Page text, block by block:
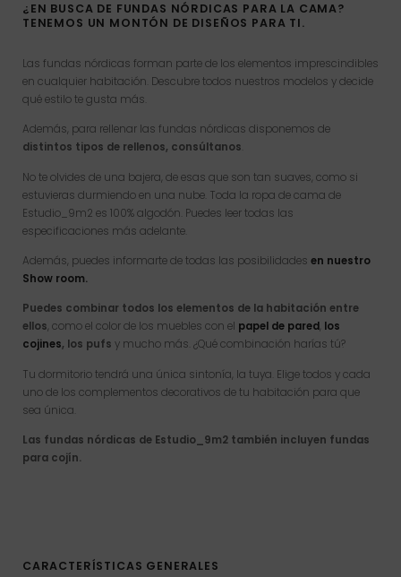
¿EN BUSCA DE FUNDAS NÓRDICAS PARA LA CAMA?
TENEMOS UN MONTÓN DE DISEÑOS PARA TI.
Las fundas nórdicas forman parte de los elementos imprescindibles
en cualquier habitación. Descubre todos nuestros modelos y decide
qué estilo te gusta más.
Además, para rellenar las fundas nórdicas disponemos de
distintos tipos de rellenos, consúltanos
No te olvides de una bajera, de esas que son tan suaves, como si
estuvieras durmiendo en una nube. Toda la ropa de cama de
Estudio_9m2 es 100% algodón. Puedes leer todas las
especificaciones más adelante.
Además, puedes informarte de todas las posibilidades en nuestro
Show room.
Puedes combinar todos los elementos de la habitación entre
ellos, como el color de los muebles con el papel de pared, los
cojines, los pufs y mucho más. ¿Qué combinación harías tú?
Tu dormitorio tendrá una única sintonía, la tuya. Elige todos y cada
uno de los complementos decorativos de tu habitación para que
sea única.
Las fundas nórdicas de Estudio_9m2 también incluyen fundas
para cojín.
CARACTERÍSTICAS GENERALES